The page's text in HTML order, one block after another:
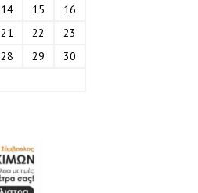
14 15
16
21 22
23
28 29
30